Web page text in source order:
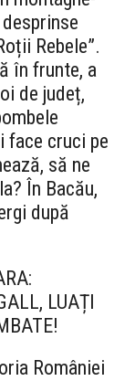
Rebele”.
în frunte, a
de județ,
face cruci pe
să ne
În Bacău,
după
LUAȚI
României